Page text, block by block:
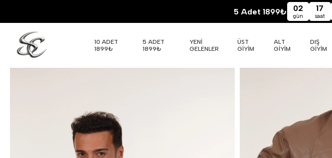
5 Adet 1899₺ 02
gün
17
saat
10 ADET
1899₺
5 ADET
1899₺
YENİ
GELENLER
ÜST
GİYİM
ALT
GİYİM
DIŞ
GİYİM